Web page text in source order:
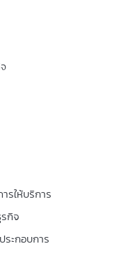
รให้บริการ
กิจ
ะกอบการ